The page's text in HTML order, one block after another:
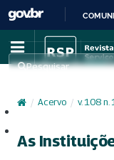
Pesquisar
/ Acervo / v. 108 n.
As